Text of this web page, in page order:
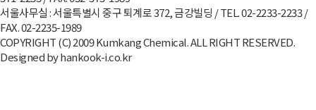
서울사무실 : 서울특별시 중구 퇴계로 372, 금강빌딩 /TEL. 02-2233-2233/
FAX. 02-2235-1989
COPYRIGHT (C) 2009 Kumkang Chemical. ALL RIGHT RESERVED.
Designed by hankook-i.co.kr